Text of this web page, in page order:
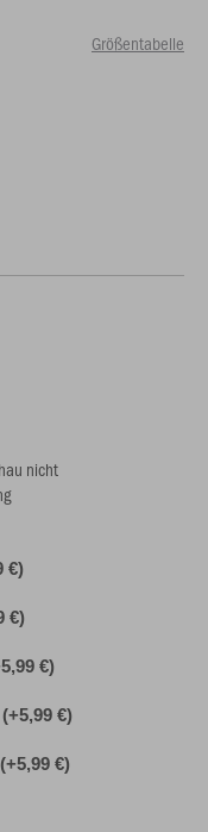
Größentabelle
nicht
€)
€)
€)
€)
€)